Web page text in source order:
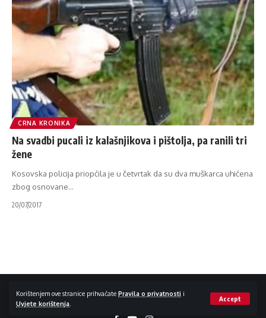
Korištenjem ove stranice prihvaćate Pravila o privatnosti i
Uvjete korištenja
Accept
CRNA KRONIKA
Na svadbi pucali iz kalašnjikova i pištolja, pa ranili tri
žene
Kosovska policija priopćila je u četvrtak da su dva muškarca uhićena
zbog osnovane…
20/07/2017